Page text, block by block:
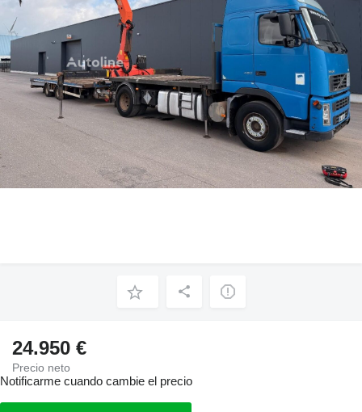
24.950 €
Precio neto
Notificarme cuando cambie el precio